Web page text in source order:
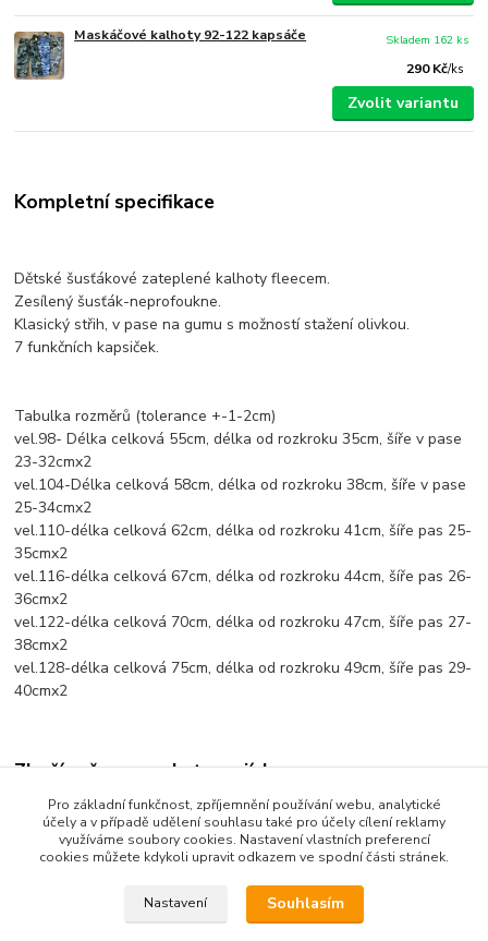
Maskáčové kalhoty 92-122 kapsáče
290 Kč/ks
Skladem 162 ks
Zvolit variantu
Kompletní specifikace
Dětské šusťákové zateplené kalhoty fleecem.
Zesílený šusťák-neprofoukne.
Klasický střih, v pase na gumu s možností stažení olivkou.
7 funkčních kapsiček.
Tabulka rozměrů (tolerance +-1-2cm)
vel.98- Délka celková 55cm, délka od rozkroku 35cm, šíře v pase
23-32cmx2
vel.104-Délka celková 58cm, délka od rozkroku 38cm, šíře v pase
25-34cmx2
vel.110-délka celková 62cm, délka od rozkroku 41cm, šíře pas 25-
35cmx2
vel.116-délka celková 67cm, délka od rozkroku 44cm, šíře pas 26-
36cmx2
vel.122-délka celková 70cm, délka od rozkroku 47cm, šíře pas 27-
38cmx2
vel.128-délka celková 75cm, délka od rozkroku 49cm, šíře pas 29-
40cmx2
Zboží zařazeno v kategoriích
Dětské oblečení
Dětské kalhoty
Pro základní funkčnost, zpříjemnění používání webu, analytické
účely a v případě udělení souhlasu také pro účely cílení reklamy
využíváme soubory cookies. Nastavení vlastních preferencí
cookies můžete kdykoli upravit odkazem ve spodní části stránek.
Nastavení Souhlasím